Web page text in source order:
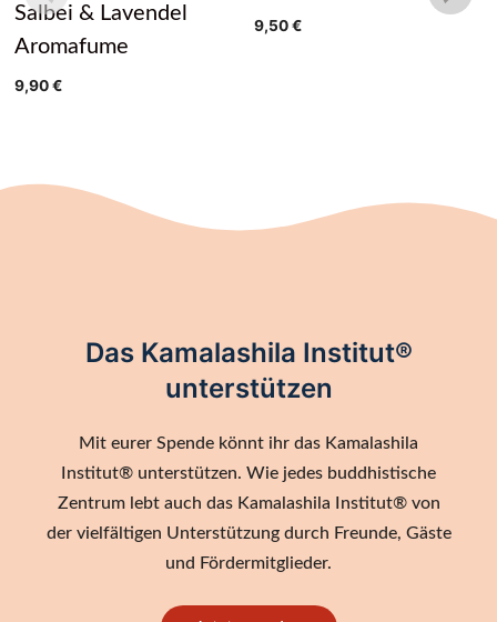
Salbei & Lavendel
Aromafume
9,90€
9,50€
Das Kamalashila Institut®
unterstützen
Mit eurer Spende könnt ihr das Kamalashila
Institut® unterstützen. Wie jedes buddhistische
Zentrum lebt auch das Kamalashila Institut® von
der vielfältigen Unterstützung durch Freunde, Gäste
und Fördermitglieder.